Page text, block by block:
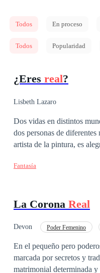
Todos En proceso
Todos Popularidad
¿Eres real?
Lisbeth Lazaro
Dos vidas en distintos
dos personas de
artista de la pintura, es
ambos viven su vida de
haciendo uno de ellos
desde el momento que se
Fantasía
La Corona Real
Devon Poder Femenino
En el pequeño pero
marcada por secretos y
matrimonial determinada y